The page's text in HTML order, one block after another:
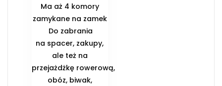
Ma aż 4 komory
zamykane na zamek
️ Do zabrania
na spacer, zakupy,
ale też na
przejażdżkę rowerową,
obóz, biwak,